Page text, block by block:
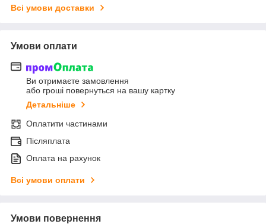
Всі умови доставки
Умови оплати
Ви отримаєте замовлення
або гроші повернуться на вашу картку
Детальніше
Оплатити частинами
Післяплата
Оплата на рахунок
Всі умови оплати
Умови повернення